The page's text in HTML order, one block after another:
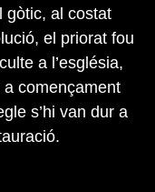
gòtic, al costat
el priorat fou
a l’església,
començament
s’hi van dur a